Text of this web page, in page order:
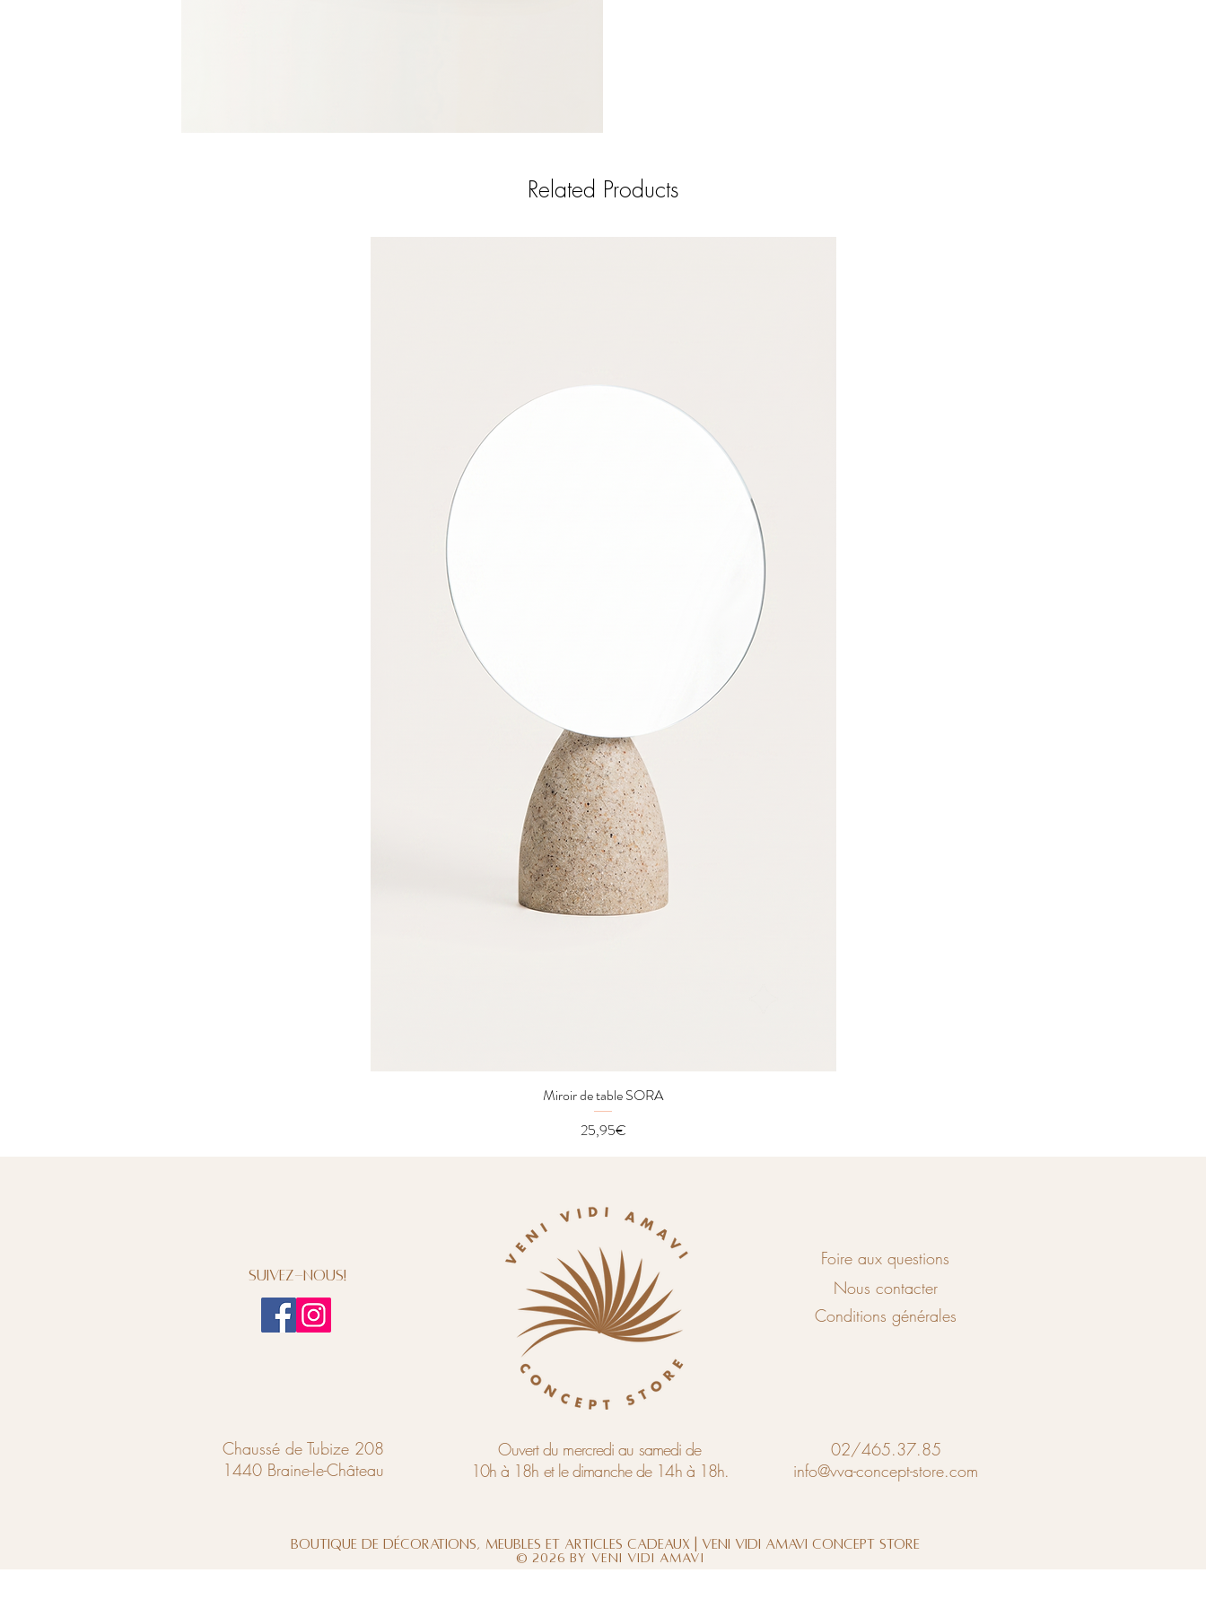
Related Products
Quick View
Miroir de table SORA
Price
25,95€
Suivez-nous!
Chaussé de Tubize 208
1440 Braine-le-Château
Foire aux questions
Nous contacter
Conditions générales
Ouvert du mercredi au samedi de
10h à 18h et le dimanche de 14h à 18h.
02/465.37.85
info@vva-concept-store.com
Boutique de décorations, meubles et articles cadeaux | Veni Vidi Amavi Concept Store
© 2026 by Veni Vidi Amavi